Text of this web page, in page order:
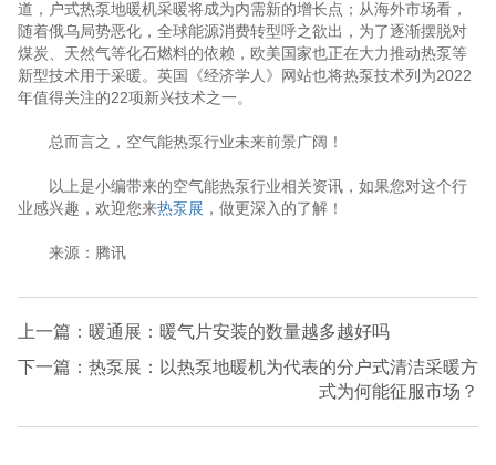
道，户式热泵地暖机采暖将成为内需新的增长点；从海外市场看，
随着俄乌局势恶化，全球能源消费转型呼之欲出，为了逐渐摆脱对
煤炭、天然气等化石燃料的依赖，欧美国家也正在大力推动热泵等
新型技术用于采暖。英国《经济学人》网站也将热泵技术列为2022
年值得关注的22项新兴技术之一。
总而言之，空气能热泵行业未来前景广阔！
以上是小编带来的空气能热泵行业相关资讯，如果您对这个行
业感兴趣，欢迎您来热泵展 ，做更深入的了解！
来源：腾讯
上一篇：暖通展：暖气片安装的数量越多越好吗
下一篇：热泵展：以热泵地暖机为代表的分户式清洁采暖方
式为何能征服市场？